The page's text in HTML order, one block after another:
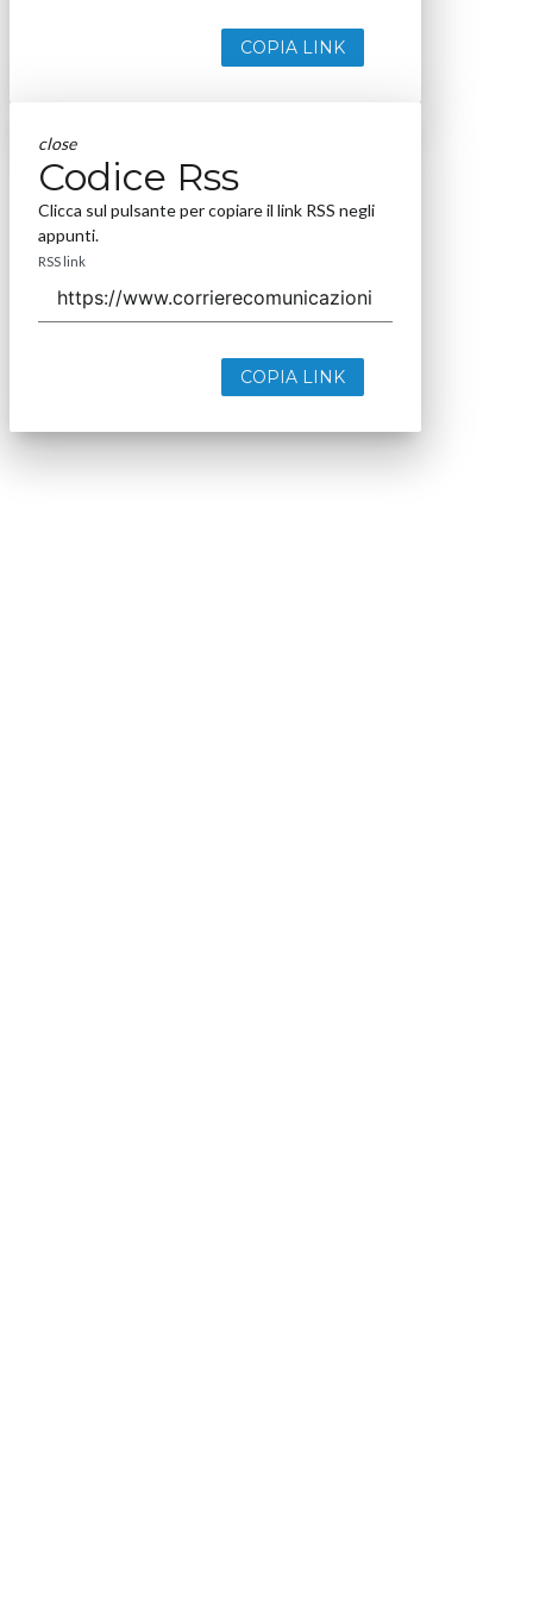
COPIA LINK
close
Codice Rss
Clicca sul pulsante per copiare il link RSS negli
appunti.
RSS link
COPIA LINK